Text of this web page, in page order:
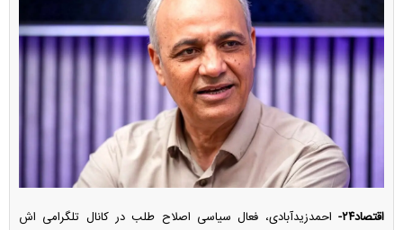
اقتصاد۲۴-
احمدزیدآبادی، فعال سیاسی اصلاح طلب در کانال تلگرامی اش